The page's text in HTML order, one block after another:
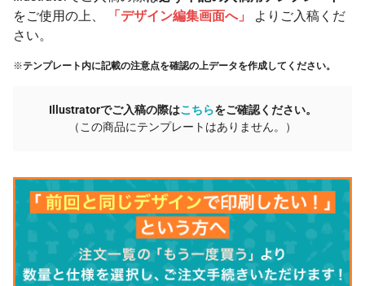
をご使用の上、
「デザイン編集画面へ」
よりご入稿くだ
さい。
※テンプレート内に記載の注意点を確認の上データを作成してください。
Illustratorでご入稿の際はこちらをご確認ください。
（この商品にテンプレートはありません。）